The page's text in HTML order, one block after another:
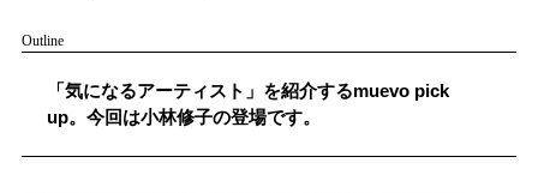
人気ワード
#男性SSW #ポップス #女性SSW
MENU
記事一覧
Outline
「気になるアーティスト」を紹介するmuevo pick
up。今回は小林修子の登場です。